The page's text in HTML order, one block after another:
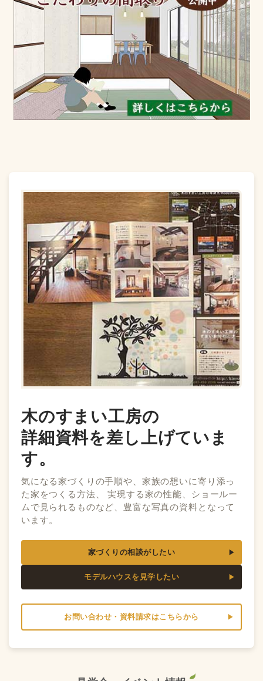
木のすまい工房の
詳細資料を差し上げていま
す。
気になる家づくりの手順や、家族の想いに寄り添っ
た家をつくる方法、 実現する家の性能、ショールー
ムで見られるものなど、豊富な写真の資料となって
います。
家づくりの相談がしたい
モデルハウスを見学したい
お問い合わせ・資料請求はこちらから